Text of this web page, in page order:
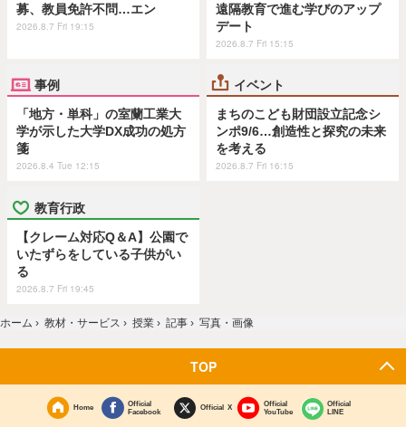
募、教員免許不問…エン
2026.8.7 Fri 19:15
遠隔教育で進む学びのアップ
デート
2026.8.7 Fri 15:15
事例
「地方・単科」の室蘭工業大
学が示した大学DX成功の処方
箋
2026.8.4 Tue 12:15
イベント
まちのこども財団設立記念シ
ンポ9/6…創造性と探究の未来
を考える
2026.8.7 Fri 16:15
教育行政
【クレーム対応Q＆A】公園で
いたずらをしている子供がい
る
2026.8.7 Fri 19:45
ホーム › 教材・サービス › 授業 › 記事 › 写真・画像
TOP
Home
Official
Facebook
Official X
Official
YouTube
Official
LINE